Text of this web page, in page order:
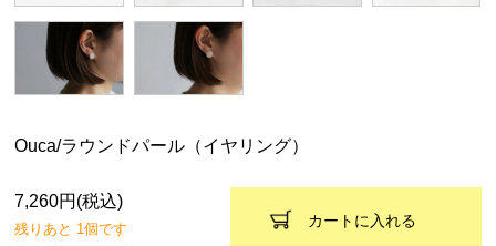
Ouca/ラウンドパール（イヤリング）
7,260円(税込)
残りあと 1個です
カートに入れる